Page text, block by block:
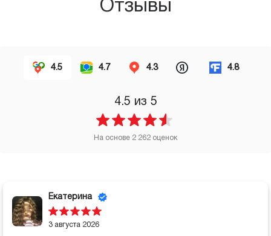
Отзывы
4.5 4.7 4.3 4.8
4.5 из 5
На основе 2 262 оценок
Виктор
3 августа 2026